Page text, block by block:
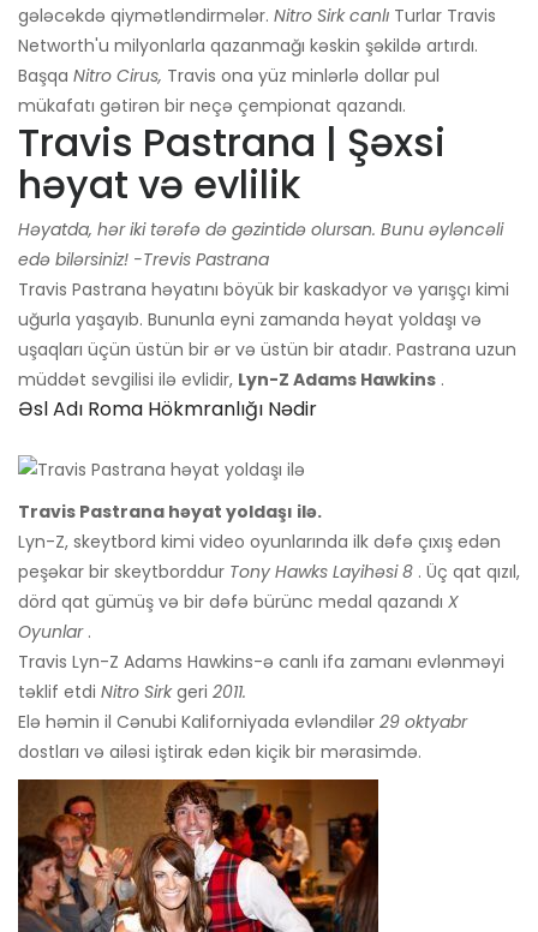
gələcəkdə qiymətləndirmələr. Nitro Sirk canlı Turlar Travis
Networth'u milyonlarla qazanmağı kəskin şəkildə artırdı.
Başqa Nitro Cirus, Travis ona yüz minlərlə dollar pul
mükafatı gətirən bir neçə çempionat qazandı.
Travis Pastrana | Şəxsi
həyat və evlilik
Həyatda, hər iki tərəfə də gəzintidə olursan. Bunu əyləncəli
edə bilərsiniz! -Trevis Pastrana
Travis Pastrana həyatını böyük bir kaskadyor və yarışçı kimi
uğurla yaşayıb. Bununla eyni zamanda həyat yoldaşı və
uşaqları üçün üstün bir ər və üstün bir atadır. Pastrana uzun
müddət sevgilisi ilə evlidir, Lyn-Z Adams Hawkins .
Əsl Adı Roma Hökmranlığı Nədir
Travis Pastrana həyat yoldaşı ilə.
Lyn-Z, skeytbord kimi video oyunlarında ilk dəfə çıxış edən
peşəkar bir skeytborddur Tony Hawks Layihəsi 8 . Üç qat qızıl,
dörd qat gümüş və bir dəfə bürünc medal qazandı X
Oyunlar.
Travis Lyn-Z Adams Hawkins-ə canlı ifa zamanı evlənməyi
təklif etdi Nitro Sirkgeri 2011.
Elə həmin il Cənubi Kaliforniyada evləndilər 29 oktyabr
dostları və ailəsi iştirak edən kiçik bir mərasimdə.